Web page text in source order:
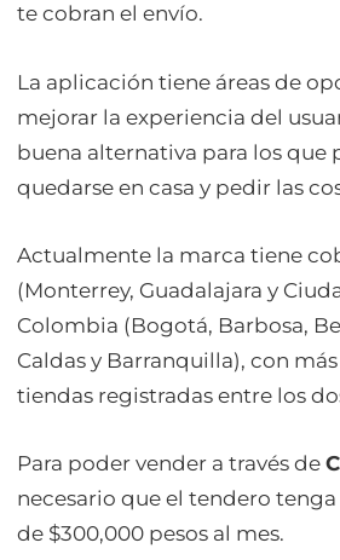
te cobran el envío.
La aplicación tiene áreas de
mejorar la experiencia del
buena alternativa para los que
quedarse en casa y pedir las
Actualmente la marca tiene
(Monterrey, Guadalajara y
Colombia (Bogotá, Barbosa,
Caldas y Barranquilla), con
tiendas registradas entre los
Para poder vender a través de
necesario que el tendero
de $300,000 pesos al mes.